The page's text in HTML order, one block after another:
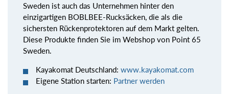
Sweden ist auch das Unternehmen hinter den
einzigartigen BOBLBEE-Rucksäcken, die als die
sichersten Rückenprotektoren auf dem Markt gelten.
Diese Produkte finden Sie im Webshop von Point 65
Sweden.
Kayakomat Deutschland: www.kayakomat.com
Eigene Station starten: Partner werden